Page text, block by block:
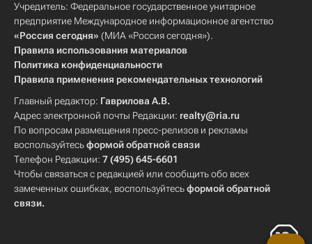
Учредитель: Федеральное государственное унитарное
предприятие Международное информационное агентство
«Россия сегодня» (МИА «Россия сегодня»).
Правила использования материалов
Политика конфиденциальности
Правила применения рекомендательных технологий
Главный редактор: Гаврилова А.В.
Адрес электронной почты Редакции: realty@ria.ru
По вопросам размещения пресс-релизов и рекламы
воспользуйтесьформой обратной связи
Телефон Редакции: 7 (495) 645-6601
Чтобы связаться с редакцией или сообщить обо всех
замеченных ошибках, воспользуйтесьформой обратной
связи.